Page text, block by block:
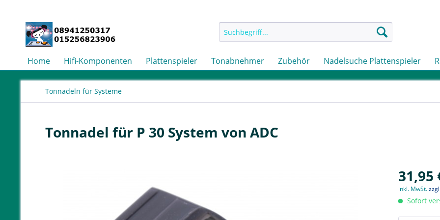
Home Hifi-Komponenten Plattenspieler Tonabnehmer Zubehör Nadelsuche Plattenspieler
Tonnadeln für Systeme
Tonnadel für P 30 System von ADC
31,95
inkl. MwSt.
Sofort